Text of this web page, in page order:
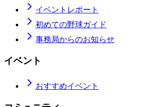
イベントレポート
初めての野球ガイド
事務局からのお知らせ
イベント
おすすめイベント